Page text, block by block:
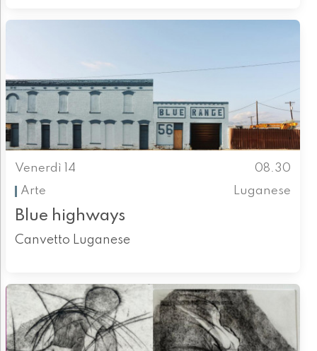
Venerdì 14
08.30
Arte
Luganese
Blue highways
Canvetto Luganese